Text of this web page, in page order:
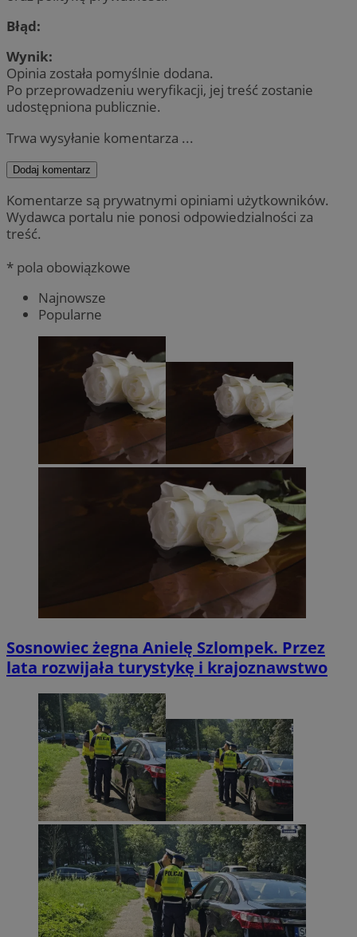
Błąd:
Wynik:
Opinia została pomyślnie dodana.
Po przeprowadzeniu weryfikacji, jej treść zostanie
udostępniona publicznie.
Trwa wysyłanie komentarza ...
Dodaj komentarz
Komentarze są prywatnymi opiniami użytkowników.
Wydawca portalu nie ponosi odpowiedzialności za
treść.
* pola obowiązkowe
Najnowsze
Popularne
Sosnowiec żegna Anielę Szlompek. Przez
lata rozwijała turystykę i krajoznawstwo